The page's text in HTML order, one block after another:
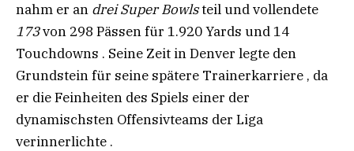
nahm er an drei Super Bowlsteil und vollendete
173von 298 Pässen für 1.920 Yards und 14
Touchdowns . Seine Zeit in Denver legte den
Grundstein für seine spätere Trainerkarriere , da
er die Feinheiten des Spiels einer der
dynamischsten Offensivteams der Liga
verinnerlichte .​​​